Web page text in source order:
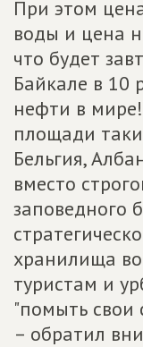
При этом
воды и цена
что будет
Байкале в 10
нефти в
площади
Бельгия,
вместо
заповедного
хранилища
туристам и
"помыть свои
– обратил